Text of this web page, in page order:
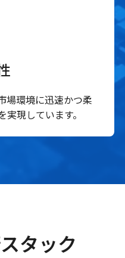
場環境に迅速かつ柔
現しています。
タック